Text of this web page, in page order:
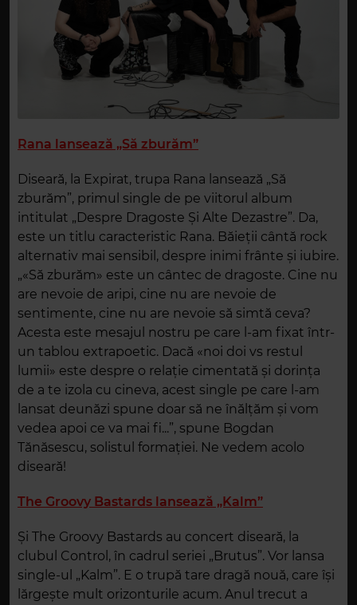
Rana lansează „Să zburăm”
Diseară, la Expirat, trupa Rana lansează „Să
zburăm”, primul single de pe viitorul album
intitulat „Despre Dragoste Și Alte Dezastre”. Da,
este un titlu caracteristic Rana. Băieții cântă rock
alternativ mai sensibil, despre inimi frânte și iubire.
„«Să zburăm» este un cântec de dragoste. Cine nu
are nevoie de aripi, cine nu are nevoie de
sentimente, cine nu are nevoie să simtă ceva?
Acesta este mesajul nostru pe care l-am fixat într-
un tablou extrapoetic. Dacă «noi doi vs restul
lumii» este despre o relație cimentată și dorința
de a te izola cu cineva, acest single pe care l-am
lansat deunăzi spune doar să ne înălțăm și vom
vedea apoi ce va mai fi...”, spune Bogdan
Tănăsescu, solistul formației. Ne vedem acolo
diseară!
The Groovy Bastards lansează „Kalm”
Și The Groovy Bastards au concert diseară, la
clubul Control, în cadrul seriei „Brutus”. Vor lansa
single-ul „Kalm”. E o trupă tare dragă nouă, care își
lărgește mult orizonturile acum. Anul trecut a